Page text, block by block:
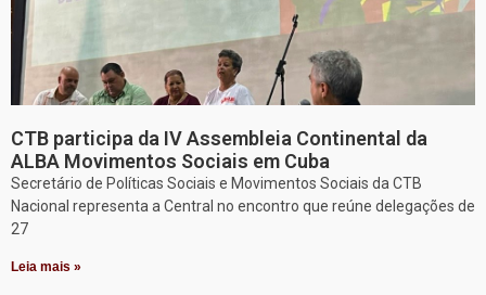
CTB participa da IV Assembleia Continental da
ALBA Movimentos Sociais em Cuba
Secretário de Políticas Sociais e Movimentos Sociais da CTB
Nacional representa a Central no encontro que reúne delegações de
27
Leia mais »